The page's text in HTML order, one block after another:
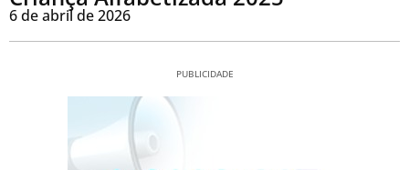
6 de abril de 2026
PUBLICIDADE